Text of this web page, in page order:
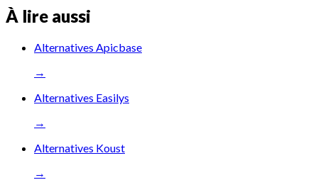
À lire aussi
Alternatives Apicbase
→
Alternatives Easilys
→
Alternatives Koust
→